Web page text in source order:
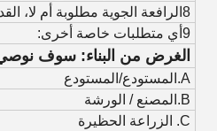
8الرافعة الجوية مطلوبة أم لا، القدرة:
9أي متطلبات خاصة أخرى:
الغرض من البناء: سوف
A.المستودع/المستودع
B.المصنع / الورشة
C. الزراعة الحظيرة